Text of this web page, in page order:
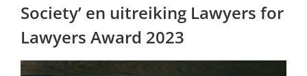
Society’ en uitreiking Lawyers for
Lawyers Award 2023